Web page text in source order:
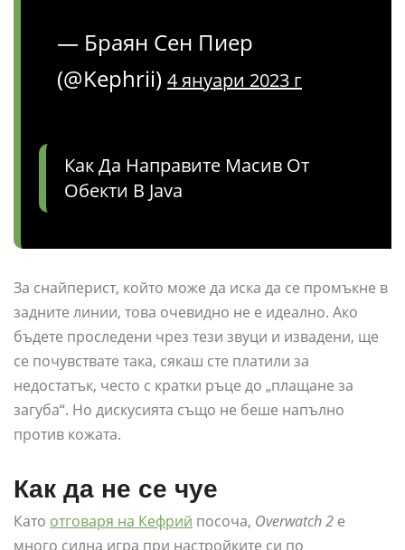
— Браян Сен Пиер
(@Kephrii) 4 януари 2023 г
Как Да Направите Масив От
Обекти В Java
За снайперист, който може да иска да се промъкне в
задните линии, това очевидно не е идеално. Ако
бъдете проследени чрез тези звуци и извадени, ще
се почувствате така, сякаш сте платили за
недостатък, често с кратки ръце до „плащане за
загуба“. Но дискусията също не беше напълно
против кожата.
Как да не се чуе
Като отговаря на Кефрий посоча, Overwatch 2 е
много силна игра при настройките си по